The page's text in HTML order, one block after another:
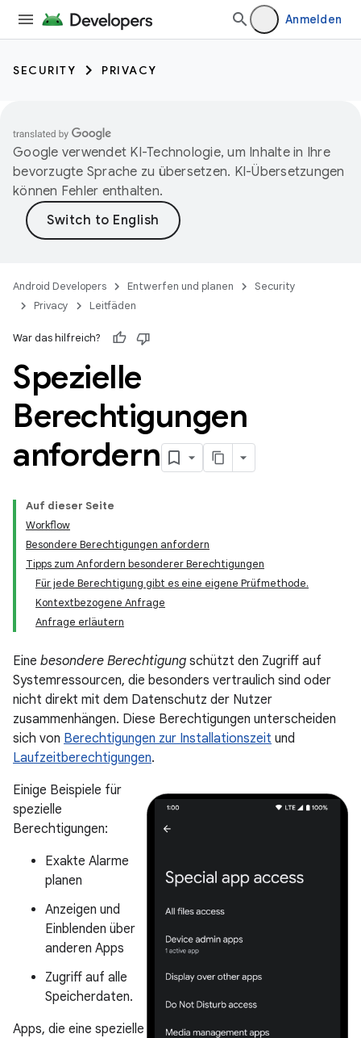
Anmelden
SECURITY PRIVACY
Google verwendet KI-Technologie, um Inhalte in Ihre
bevorzugte Sprache zu übersetzen. KI-Übersetzungen
können Fehler enthalten.
Android Developers Entwerfen und planen
Security
Privacy
Leitfäden
War das hilfreich?
Spezielle
Berechtigungen
anfordern
Auf dieser Seite
Workflow
Besondere Berechtigungen anfordern
Tipps zum Anfordern besonderer Berechtigungen
Für jede Berechtigung gibt es eine eigene Prüfmethode.
Kontextbezogene Anfrage
Anfrage erläutern
Eine besondere Berechtigung schützt den Zugriff auf
Systemressourcen, die besonders vertraulich sind oder
nicht direkt mit dem Datenschutz der Nutzer
zusammenhängen. Diese Berechtigungen unterscheiden
sich von Berechtigungen zur Installationszeit und
Laufzeitberechtigungen.
Einige Beispiele für
spezielle
Berechtigungen:
Exakte Alarme
planen
Anzeigen und
Einblenden über
anderen Apps
Zugriff auf alle
Speicherdaten.
Apps, die eine spezielle